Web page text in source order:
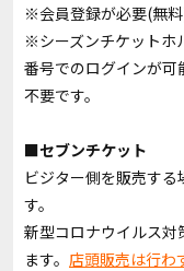
※会員登録が必要(無
※シーズンチケットホ
番号でのログインが
不要です。
■セブンチケット
ビジター側を販売す
す。
新型コロナウイルス対
ます。 店頭販売は行わ